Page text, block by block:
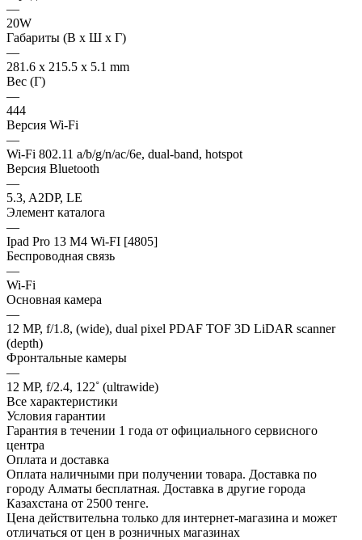
—
20W
Габариты (В х Ш х Г)
—
281.6 x 215.5 x 5.1 mm
Вес (Г)
—
444
Версия Wi-Fi
—
Wi-Fi 802.11 a/b/g/n/ac/6e, dual-band, hotspot
Версия Bluetooth
—
5.3, A2DP, LE
Элемент каталога
—
Ipad Pro 13 M4 Wi-FI [4805]
Беспроводная связь
—
Wi-Fi
Основная камера
—
12 MP, f/1.8, (wide), dual pixel PDAF TOF 3D LiDAR scanner
(depth)
Фронтальные камеры
—
12 MP, f/2.4, 122˚ (ultrawide)
Все характеристики
Условия гарантии
Гарантия в течении 1 года от официального сервисного
центра
Оплата и доставка
Оплата наличными при получении товара. Доставка по
городу Алматы бесплатная. Доставка в другие города
Казахстана от 2500 тенге.
Цена действительна только для интернет-магазина и может
отличаться от цен в розничных магазинах